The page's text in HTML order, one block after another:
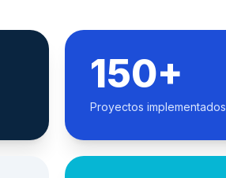
150+
Proyectos implementados